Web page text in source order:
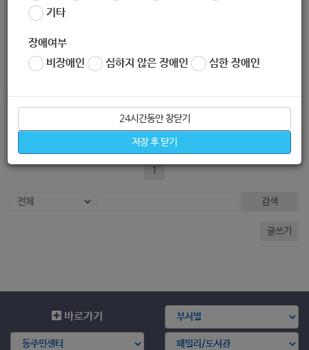
기타
장애여부
비장애인
심하지 않은 장애인 심한 장애인
24시간동안 창닫기
저장 후 닫기
[필독] 무엇이든 물어보세요 게시판 운영 안내
목록보기
[필독] 무엇이든 물어보세요 게시판 운영 안내
노원복지샘 관리자 | 2019.10.04 | 추천 1 | 조회 5123
1
검색
글쓰기
바로가기